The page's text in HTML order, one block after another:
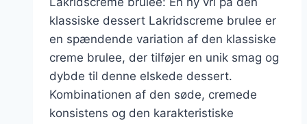
klassiske dessert Lakridscreme brulee er
en spændende variation af den klassiske
creme brulee, der tilføjer en unik smag og
dybde til denne elskede dessert.
Kombinationen af den søde, cremede
konsistens og den karakteristiske